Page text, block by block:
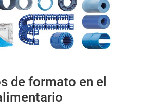
de formato en el